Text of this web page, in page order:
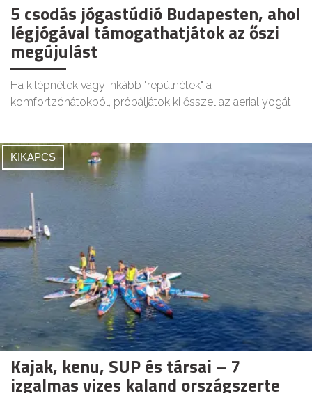
5 csodás jógastúdió Budapesten, ahol
légjógával támogathatjátok az őszi
megújulást
Ha kilépnétek vagy inkább "repülnétek" a
komfortzónátokból, próbáljátok ki ősszel az aerial yogát!
KIKAPCS
Kajak, kenu, SUP és társai – 7
izgalmas vizes kaland országszerte